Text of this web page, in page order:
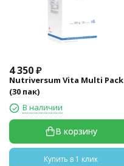
4 350₽
Nutriversum Vita Multi Pack
(30 пак)
В наличии
В корзину
Купить в 1 клик